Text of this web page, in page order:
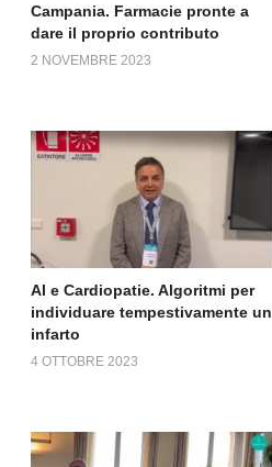
Campania. Farmacie pronte a
dare il proprio contributo
2 NOVEMBRE 2023
AI e Cardiopatie. Algoritmi per
individuare tempestivamente un
infarto
4 OTTOBRE 2023